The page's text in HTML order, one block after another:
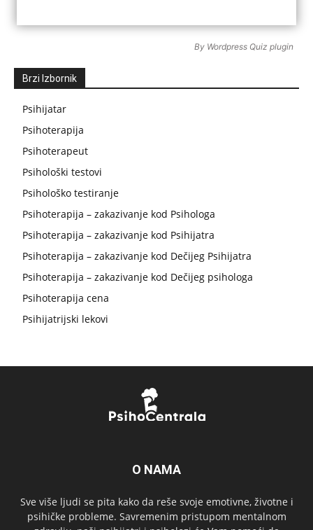
By Wordpress Quiz plugin
Brzi Izbornik
Psihijatar
Psihoterapija
Psihoterapeut
Psihološki testovi
Psihološko testiranje
Psihoterapija – zakazivanje kod Psihologa
Psihoterapija – zakazivanje kod Psihijatra
Psihoterapija – zakazivanje kod Dečijeg Psihijatra
Psihoterapija – zakazivanje kod Dečijeg psihologa
Psihoterapija cena
Psihijatrijski lekovi
O NAMA
Sve više ljudi se pita kako da reše svoje emotivne, životne i
psihičke probleme. Savremenim pristupom mentalnom